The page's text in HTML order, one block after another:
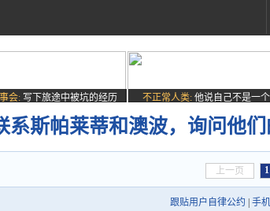
会: 写下旅途中被坑的经历 不正常人类: 他说自己不是一
系斯帕莱蒂和澳波，询问他
上一页 1
跟贴用户自律公约 手